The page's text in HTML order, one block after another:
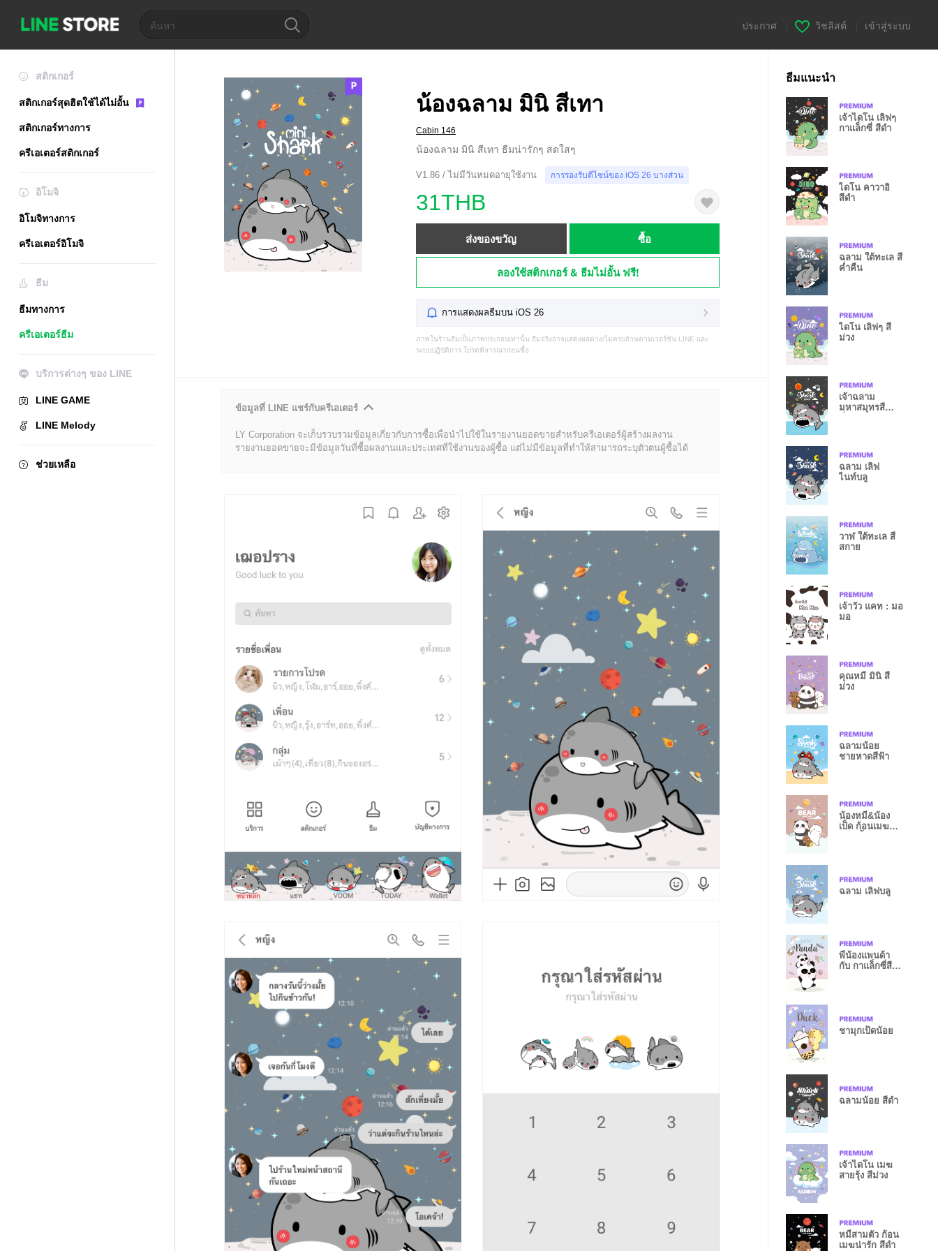
ประกาศ วิชลิสต์ เข้าสู่ระบบ
สติกเกอร์
สติกเกอร์สุดฮิตใช้ได้ไม่อั้น
สติกเกอร์ทางการ
ครีเอเตอร์สติกเกอร์
อิโมจิ
อิโมจิทางการ
ครีเอเตอร์อิโมจิ
ธีม
ธีมทางการ
ครีเอเตอร์ธีม
บริการต่างๆ ของ LINE
LINE GAME
LINE Melody
ช่วยเหลือ
น้องฉลาม มินิ สีเทา
Cabin 146
น้องฉลาม มินิ สีเทา ธีมน่ารักๆ สดใสๆ
V1.86 / ไม่มีวันหมดอายุใช้งาน การรองรับดีไซน์ของ iOS 26 บางส่วน
31THB
ส่งของขวัญ ซื้อ
ลองใช้สติกเกอร์ & ธีมไม่อั้น ฟรี!
การแสดงผลธีมบน iOS 26
ภาพในร้านธีมเป็นภาพประกอบเท่านั้น ธีมจริงอาจแสดงผลต่าง/ไม่ครบถ้วนตามเวอร์ชัน LINE และ
ระบบปฏิบัติการ โปรดพิจารณาก่อนซื้อ
ข้อมูลที่ LINE แชร์กับครีเอเตอร์
LY Corporation จะเก็บรวบรวมข้อมูลเกี่ยวกับการซื้อเพื่อนำไปใช้ในรายงานยอดขายสำหรับครีเอเตอร์ผู้สร้างผลงาน
รายงานยอดขายจะมีข้อมูลวันที่ซื้อผลงานและประเทศที่ใช้งานของผู้ซื้อ แต่ไม่มีข้อมูลที่ทำให้สามารถระบุตัวตนผู้ซื้อได้
ธีมแนะนำ
เจ้าไดโน เลิฟๆ
กาแล็กซี่ สีดำ
ไดโน คาวาอิ
สีดำ
ฉลาม ใต้ทะเล สี
ค่ำคืน
ไดโน เลิฟๆ สี
ม่วง
เจ้าฉลาม
มหาสมุทรสี
ฉลาม เลิฟ
ไนท์บลู
วาฬ ใต้ทะเล สี
สกาย
เจ้าวัว แคท : มอ
มอ
คุณหมี มินิ สี
ม่วง
ฉลามน้อย
ชายหาดสีฟ้า
น้องหมี&น้อง
เป็ด ก้อนเมฆน่า
ฉลาม เลิฟบลู
พี่น้องแพนด้า
กับ กาแล็กซี่สี
ชามุกเป็ดน้อย
ฉลามน้อย สีดำ
เจ้าไดโน เมฆ
สายรุ้ง สีม่วง
หมีสามตัว ก้อน
เมฆน่ารัก สีดำ